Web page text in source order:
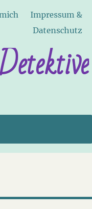
Impressum &
Datenschutz